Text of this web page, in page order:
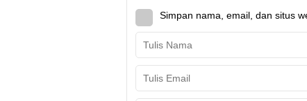
Simpan nama, email, dan situs